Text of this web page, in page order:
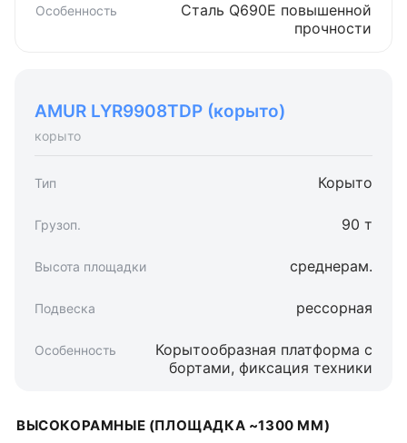
Сталь Q690E повышенной
прочности
AMUR LYR9908TDP (корыто)
корыто
Корыто
90 т
среднерам.
рессорная
Корытообразная платформа с
бортами, фиксация техники
ВЫСОКОРАМНЫЕ (ПЛОЩАДКА ~1300 ММ)